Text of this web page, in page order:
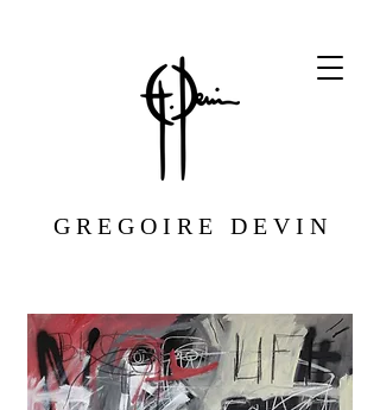
G R E G O I R E D E V I N